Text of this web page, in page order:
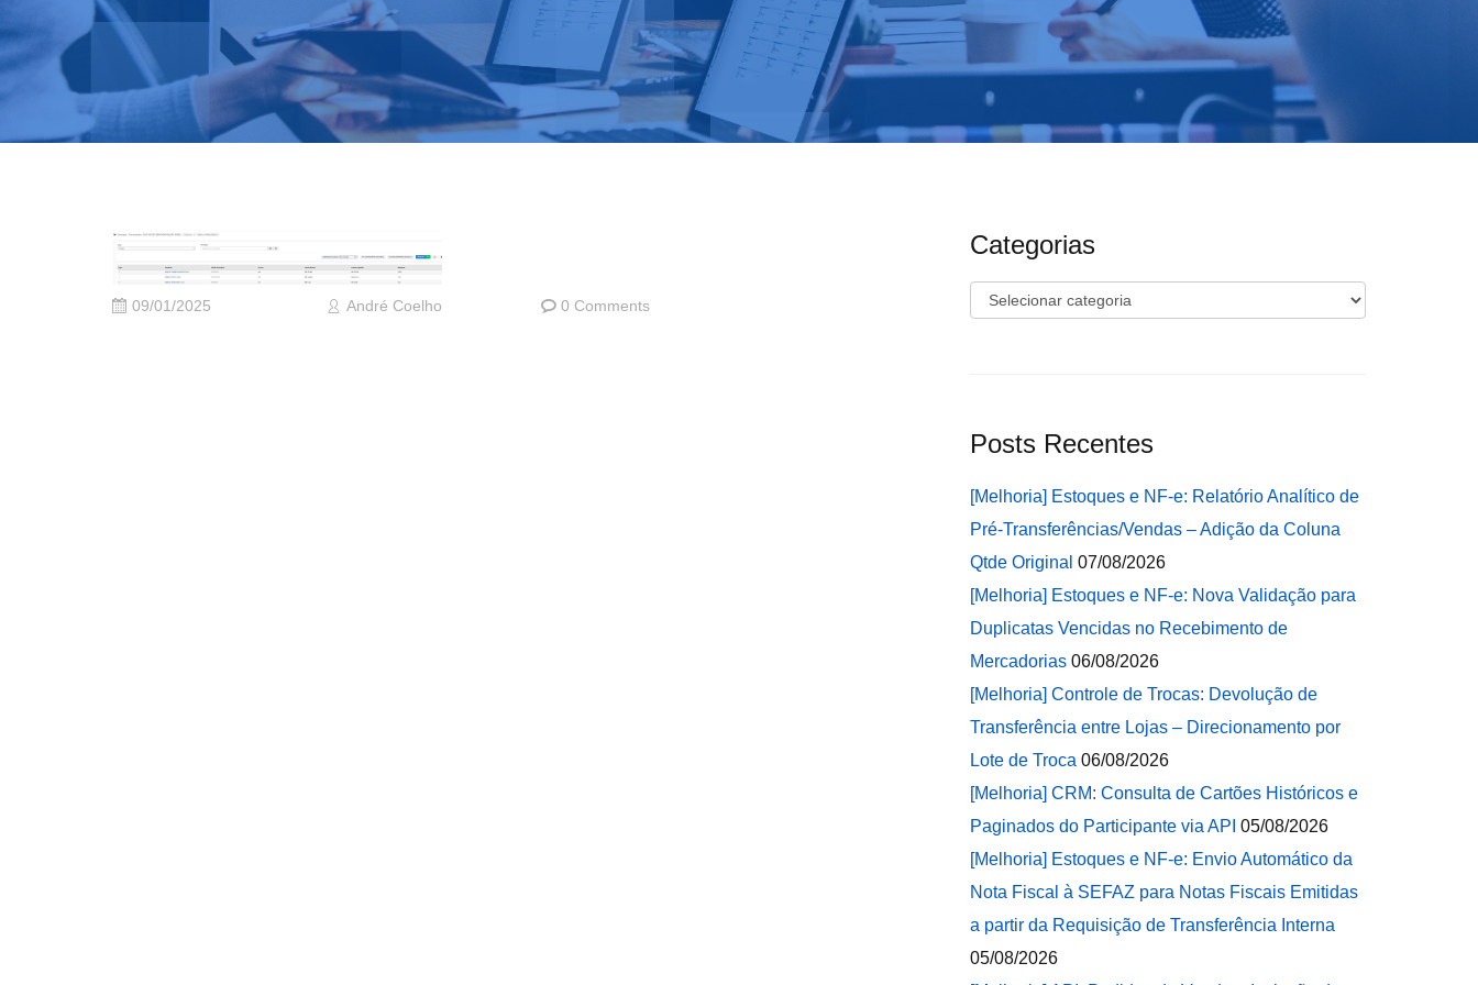
09/01/2025 André Coelho 0 Comments
Categorias
Categorias
Posts Recentes
[Melhoria] Estoques e NF-e: Relatório Analítico de
Pré-Transferências/Vendas – Adição da Coluna
Qtde Original 07/08/2026
[Melhoria] Estoques e NF-e: Nova Validação para
Duplicatas Vencidas no Recebimento de
Mercadorias 06/08/2026
[Melhoria] Controle de Trocas: Devolução de
Transferência entre Lojas – Direcionamento por
Lote de Troca 06/08/2026
[Melhoria] CRM: Consulta de Cartões Históricos e
Paginados do Participante via API 05/08/2026
[Melhoria] Estoques e NF-e: Envio Automático da
Nota Fiscal à SEFAZ para Notas Fiscais Emitidas
a partir da Requisição de Transferência Interna
05/08/2026